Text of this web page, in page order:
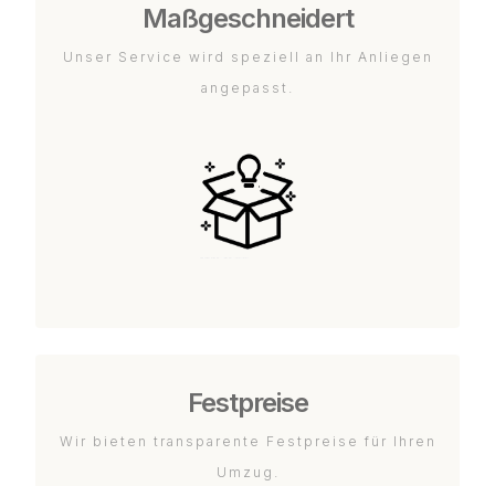
Maßgeschneidert
Unser Service wird speziell an Ihr Anliegen
angepasst.
Festpreise
Wir bieten transparente Festpreise für Ihren
Umzug.